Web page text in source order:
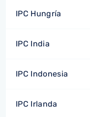
IPC Hungría
IPC India
IPC Indonesia
IPC Irlanda